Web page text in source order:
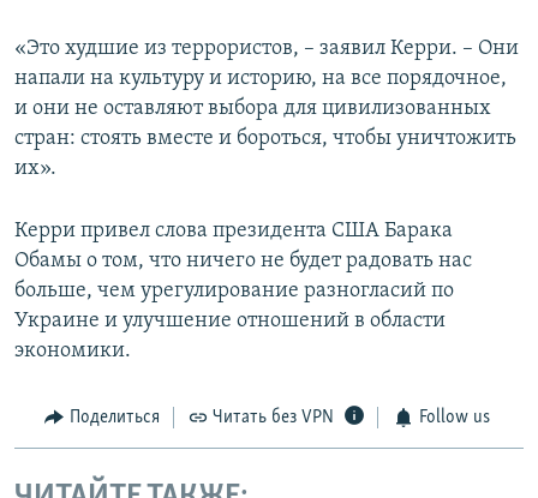
«Это худшие из террористов, – заявил Керри. – Они
напали на культуру и историю, на все порядочное,
и они не оставляют выбора для цивилизованных
стран: стоять вместе и бороться, чтобы уничтожить
их».
Керри привел слова президента США Барака
Обамы о том, что ничего не будет радовать нас
больше, чем урегулирование разногласий по
Украине и улучшение отношений в области
экономики.
Поделиться Читать без VPN Follow us